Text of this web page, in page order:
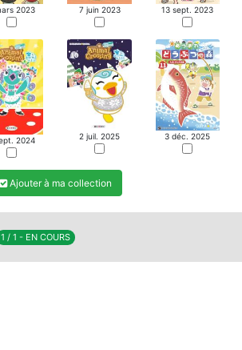
2023 7 juin 2023 13 sept. 2023
2024 2 juil. 2025 3 déc. 2025
Ajouter à ma collection
1 / 1 - EN COURS